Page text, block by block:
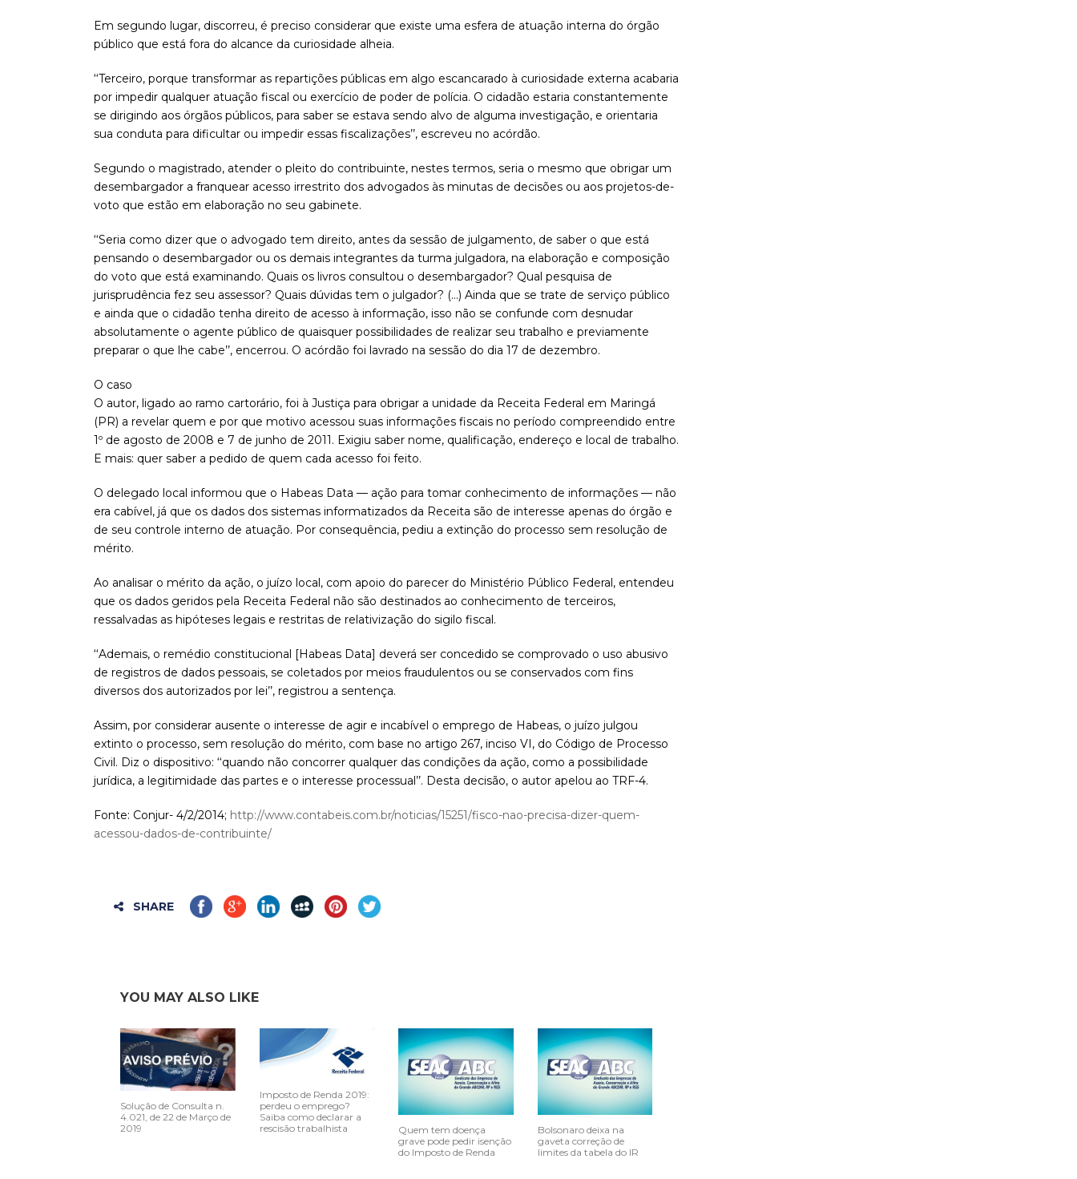
Em segundo lugar, discorreu, é preciso considerar que existe uma esfera de atuação interna do órgão
público que está fora do alcance da curiosidade alheia.
‘‘Terceiro, porque transformar as repartições públicas em algo escancarado à curiosidade externa acabaria
por impedir qualquer atuação fiscal ou exercício de poder de polícia. O cidadão estaria constantemente
se dirigindo aos órgãos públicos, para saber se estava sendo alvo de alguma investigação, e orientaria
sua conduta para dificultar ou impedir essas fiscalizações’’, escreveu no acórdão.
Segundo o magistrado, atender o pleito do contribuinte, nestes termos, seria o mesmo que obrigar um
desembargador a franquear acesso irrestrito dos advogados às minutas de decisões ou aos projetos-de-
voto que estão em elaboração no seu gabinete.
‘‘Seria como dizer que o advogado tem direito, antes da sessão de julgamento, de saber o que está
pensando o desembargador ou os demais integrantes da turma julgadora, na elaboração e composição
do voto que está examinando. Quais os livros consultou o desembargador? Qual pesquisa de
jurisprudência fez seu assessor? Quais dúvidas tem o julgador? (…) Ainda que se trate de serviço público
e ainda que o cidadão tenha direito de acesso à informação, isso não se confunde com desnudar
absolutamente o agente público de quaisquer possibilidades de realizar seu trabalho e previamente
preparar o que lhe cabe’’, encerrou. O acórdão foi lavrado na sessão do dia 17 de dezembro.
O caso
O autor, ligado ao ramo cartorário, foi à Justiça para obrigar a unidade da Receita Federal em Maringá
(PR) a revelar quem e por que motivo acessou suas informações fiscais no período compreendido entre
1º de agosto de 2008 e 7 de junho de 2011. Exigiu saber nome, qualificação, endereço e local de trabalho.
E mais: quer saber a pedido de quem cada acesso foi feito.
O delegado local informou que o Habeas Data — ação para tomar conhecimento de informações — não
era cabível, já que os dados dos sistemas informatizados da Receita são de interesse apenas do órgão e
de seu controle interno de atuação. Por consequência, pediu a extinção do processo sem resolução de
mérito.
Ao analisar o mérito da ação, o juízo local, com apoio do parecer do Ministério Público Federal, entendeu
que os dados geridos pela Receita Federal não são destinados ao conhecimento de terceiros,
ressalvadas as hipóteses legais e restritas de relativização do sigilo fiscal.
‘‘Ademais, o remédio constitucional [Habeas Data] deverá ser concedido se comprovado o uso abusivo
de registros de dados pessoais, se coletados por meios fraudulentos ou se conservados com fins
diversos dos autorizados por lei’’, registrou a sentença.
Assim, por considerar ausente o interesse de agir e incabível o emprego de Habeas, o juízo julgou
extinto o processo, sem resolução do mérito, com base no artigo 267, inciso VI, do Código de Processo
Civil. Diz o dispositivo: ‘‘quando não concorrer qualquer das condições da ação, como a possibilidade
jurídica, a legitimidade das partes e o interesse processual’’. Desta decisão, o autor apelou ao TRF-4.
Fonte: Conjur- 4/2/2014; http://www.contabeis.com.br/noticias/15251/fisco-nao-precisa-dizer-quem-
acessou-dados-de-contribuinte/
SHARE
YOU MAY ALSO LIKE
Solução de Consulta n.
4.021, de 22 de Março de
2019
Imposto de Renda 2019:
perdeu o emprego?
Saiba como declarar a
rescisão trabalhista
Quem tem doença
grave pode pedir isenção
do Imposto de Renda
Bolsonaro deixa na
gaveta correção de
limites da tabela do IR